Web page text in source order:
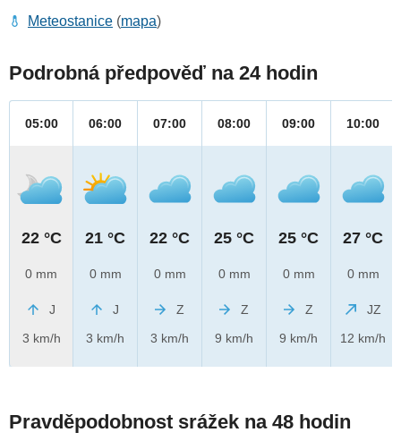
Meteostanice (mapa)
Podrobná předpověď na 24 hodin
05:00
22 °C
0 mm
J
3 km/h
06:00
21 °C
0 mm
J
3 km/h
07:00
22 °C
0 mm
Z
3 km/h
08:00
25 °C
0 mm
Z
9 km/h
09:00
25 °C
0 mm
Z
9 km/h
10:00
27 °C
0 mm
JZ
12 km/h
Pravděpodobnost srážek na 48 hodin